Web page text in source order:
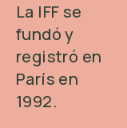
La IFF se
fundó y
registró en
París en
1992.